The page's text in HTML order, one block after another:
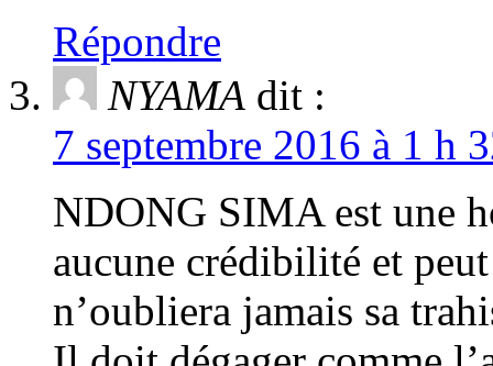
Répondre
NYAMA dit :
7 septembre 2016 à 1 h
NDONG SIMA est une
aucune crédibilité et
n’oubliera jamais sa